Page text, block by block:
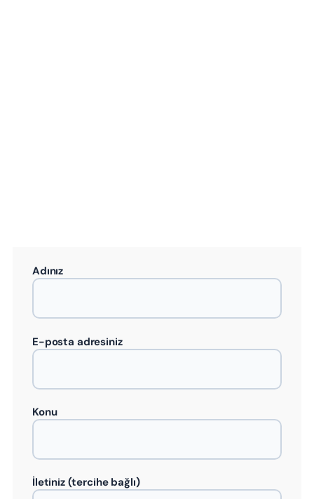
Adınız
E-posta adresiniz
Konu
İletiniz (tercihe bağlı)